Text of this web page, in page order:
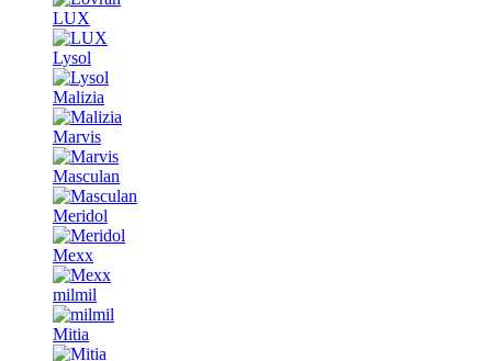
LUX
Lysol
Malizia
Marvis
Masculan
Meridol
Mexx
milmil
Mitia